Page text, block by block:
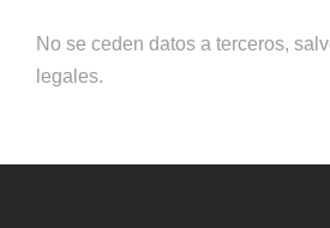
No se ceden datos a terceros,
legales.